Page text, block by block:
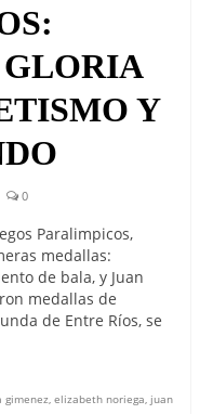
Y
0
Paralimpicos,
medallas:
de bala, y Juan
medallas de
de Entre Ríos, se
gimenez, elizabeth noriega, juan